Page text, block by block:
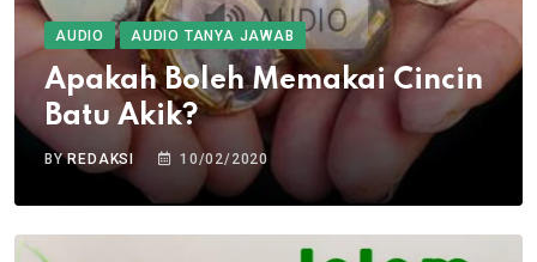
AUDIO AUDIO TANYA JAWAB
Apakah Boleh Memakai Cincin
Batu Akik?
BYREDAKSI 10/02/2020